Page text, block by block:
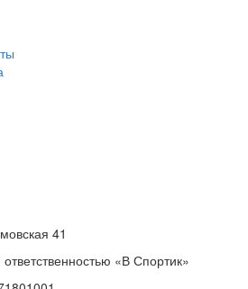
41
«В Спортик»